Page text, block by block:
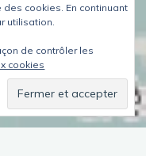
cookies. En continuant
utilisation.
de contrôler les
cookies